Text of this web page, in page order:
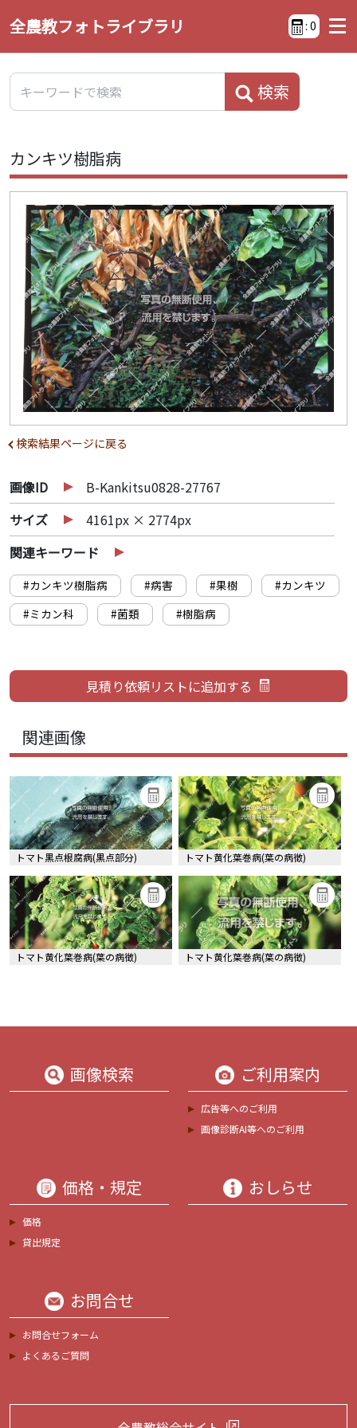
全農教フォトライブラリ : 0
検索
カンキツ樹脂病
検索結果ページに戻る
画像ID
B-Kankitsu0828-27767
サイズ
4161px × 2774px
関連キーワード
#カンキツ樹脂病 #病害 #果樹
#カンキツ
#ミカン科
#菌類 #樹脂病
関連画像
トマト黒点根腐病(黒点部分) トマト黄化葉巻病(葉の病徴)
トマト黄化葉巻病(葉の病徴) トマト黄化葉巻病(葉の病徴)
画像検索 ご利用案内
広告等へのご利用
画像診断AI等へのご利用
価格・規定
価格
貸出規定
おしらせ
お問合せ
お問合せフォーム
よくあるご質問